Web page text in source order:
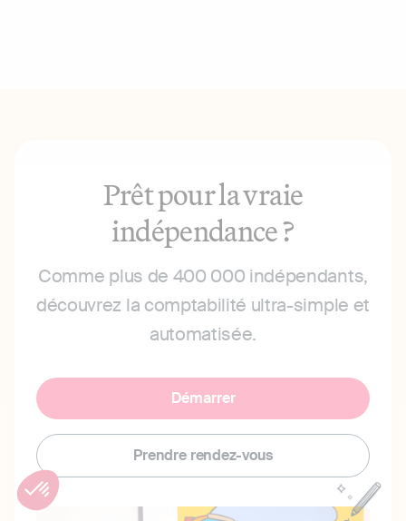
Prêt pour la vraie
indépendance ?
Comme plus de 400 000 indépendants,
découvrez la comptabilité ultra-simple et
automatisée.
Démarrer
Prendre rendez-vous